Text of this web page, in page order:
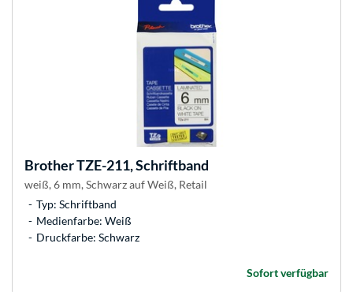
BrotherTZE-211, Schriftband
weiß, 6 mm, Schwarz auf Weiß, Retail
Typ: Schriftband
Medienfarbe: Weiß
Druckfarbe: Schwarz
Sofort verfügbar